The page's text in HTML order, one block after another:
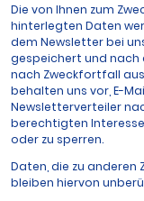
Die von Ihnen zum
hinterlegten Daten
dem Newsletter bei
gespeichert und nach
nach Zweckfortfall
behalten uns vor, E-
Newsletterverteiler
berechtigten
oder zu sperren.
Daten, die zu anderen
bleiben hiervon